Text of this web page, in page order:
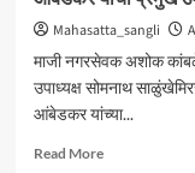
Mahasatta_sangli
माजी नगरसेवक अशोक
उपाध्यक्ष सोमनाथ
आंबेडकर यांच्या...
Read MoreRead